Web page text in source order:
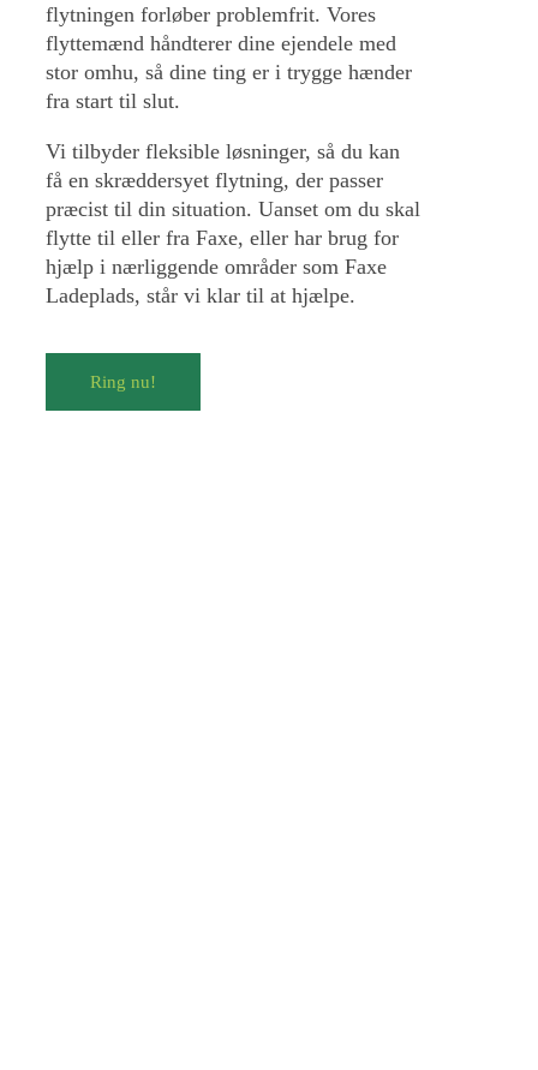
flytningen forløber problemfrit. Vores
flyttemænd håndterer dine ejendele med
stor omhu, så dine ting er i trygge hænder
fra start til slut.
Vi tilbyder fleksible løsninger, så du kan
få en skræddersyet flytning, der passer
præcist til din situation. Uanset om du skal
flytte til eller fra Faxe, eller har brug for
hjælp i nærliggende områder som Faxe
Ladeplads, står vi klar til at hjælpe.
Ring nu!